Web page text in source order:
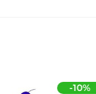
-10%